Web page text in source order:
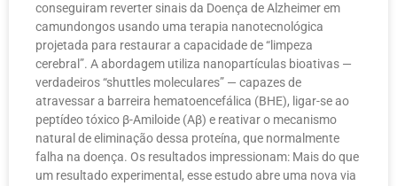
conseguiram reverter sinais da Doença de Alzheimer em
camundongos usando uma terapia nanotecnológica
projetada para restaurar a capacidade de “limpeza
cerebral”. A abordagem utiliza nanopartículas bioativas —
verdadeiros “shuttles moleculares” — capazes de
atravessar a barreira hematoencefálica (BHE), ligar-se ao
peptídeo tóxico β-Amiloide (Aβ) e reativar o mecanismo
natural de eliminação dessa proteína, que normalmente
falha na doença. Os resultados impressionam: Mais do que
um resultado experimental, esse estudo abre uma nova via